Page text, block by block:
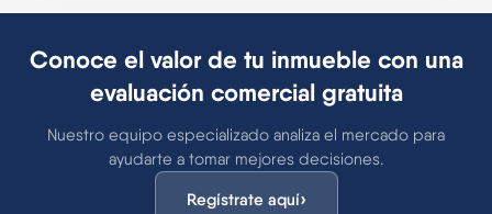
Conoce el valor de tu inmueble con una
evaluación comercial gratuita
Nuestro equipo especializado analiza el mercado para
ayudarte a tomar mejores decisiones.
Regístrate aquí›